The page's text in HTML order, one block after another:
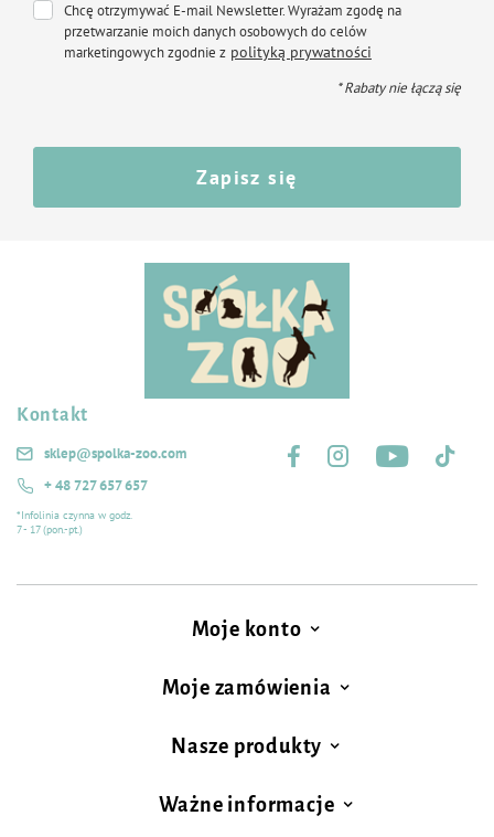
Chcę otrzymywać E-mail Newsletter. Wyrażam zgodę na
przetwarzanie moich danych osobowych do celów
marketingowych zgodnie z polityką prywatności
* Rabaty nie łączą się
Zapisz się
Kontakt
sklep@spolka-zoo.com
+ 48 727 657 657
*Infolinia czynna w godz.
7 - 17 (pon.-pt.)
Moje konto
Moje zamówienia
Nasze produkty
Ważne informacje